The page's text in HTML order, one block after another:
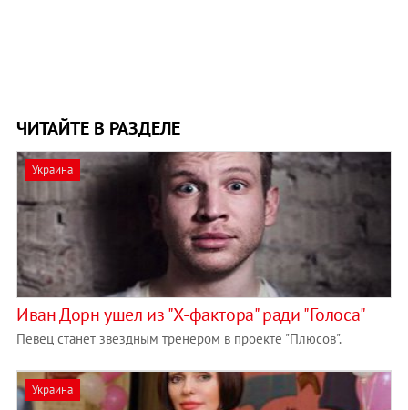
ЧИТАЙТЕ В РАЗДЕЛЕ
Украина
Иван Дорн ушел из "Х-фактора" ради "Голоса"
Певец станет звездным тренером в проекте "Плюсов".
Украина